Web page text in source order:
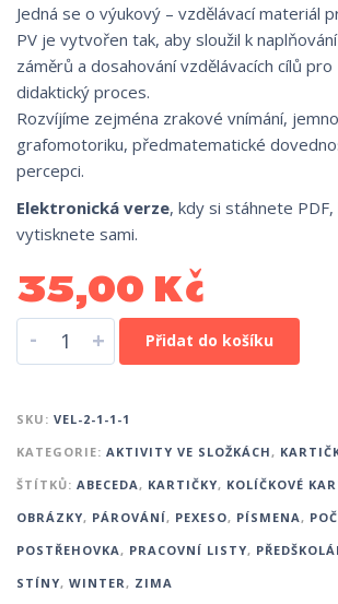
Jedná se o výukový – vzdělávací materiál
PV je vytvořen tak, aby sloužil k
záměrů a dosahování vzdělávacích cílů
didaktický proces.
Rozvíjíme zejména zrakové vnímání,
grafomotoriku, předmatematické
percepci.
Elektronická verze, kdy si stáhnete
vytisknete sami.
35,00 Kč
- + Přidat do košíku
SKU: VEL-2-1-1-1
KATEGORIE: AKTIVITY VE SLOŽKÁCH ,
ŠTÍTKŮ: ABECEDA , KARTIČKY, KOLÍČKOVÉ
OBRÁZKY, PÁROVÁNÍ, PEXESO, PÍSMENA ,
POSTŘEHOVKA , PRACOVNÍ LISTY,
STÍNY, WINTER , ZIMA